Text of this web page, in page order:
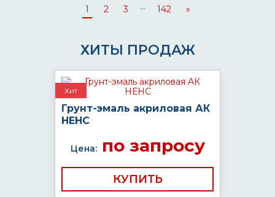
1 2 3 ... 142 »
ХИТЫ ПРОДАЖ
Хит
Грунт-эмаль акриловая АК
НЕНС
Цена:по запросу
КУПИТЬ